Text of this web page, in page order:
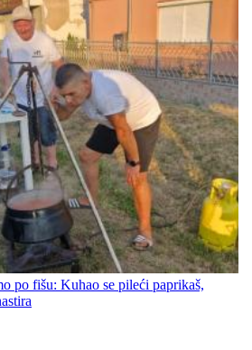
po fišu: Kuhao se pileći paprikaš,